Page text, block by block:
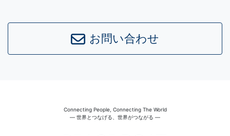
お問い合わせ
Connecting People, Connecting The World
― 世界とつなげる、世界がつながる ―